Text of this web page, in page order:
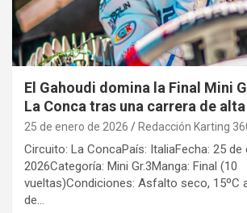
El Gahoudi domina la Final Mini
La Conca tras una carrera de
25 de enero de 2026 Redacción Karting
Circuito: La ConcaPaís: ItaliaFecha: 25 de
2026Categoría: Mini Gr.3Manga: Final (10
vueltas)Condiciones: Asfalto seco, 15ºC
de…